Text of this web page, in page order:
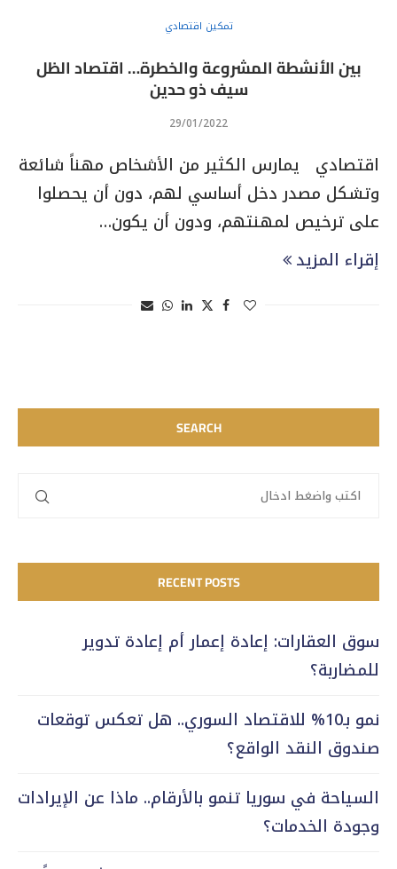
تمكين اقتصادي
بين الأنشطة المشروعة والخطرة… اقتصاد الظل
سيف ذو حدين
29/01/2022
اقتصادي يمارس الكثير من الأشخاص مهناً شائعة
وتشكل مصدر دخل أساسي لهم، دون أن يحصلوا
على ترخيص لمهنتهم، ودون أن يكون…
إقراء المزيد
SEARCH
RECENT POSTS
سوق العقارات: إعادة إعمار أم إعادة تدوير
للمضاربة؟
نمو بـ10% للاقتصاد السوري.. هل تعكس توقعات
صندوق النقد الواقع؟
السياحة في سوريا تنمو بالأرقام.. ماذا عن الإيرادات
وجودة الخدمات؟